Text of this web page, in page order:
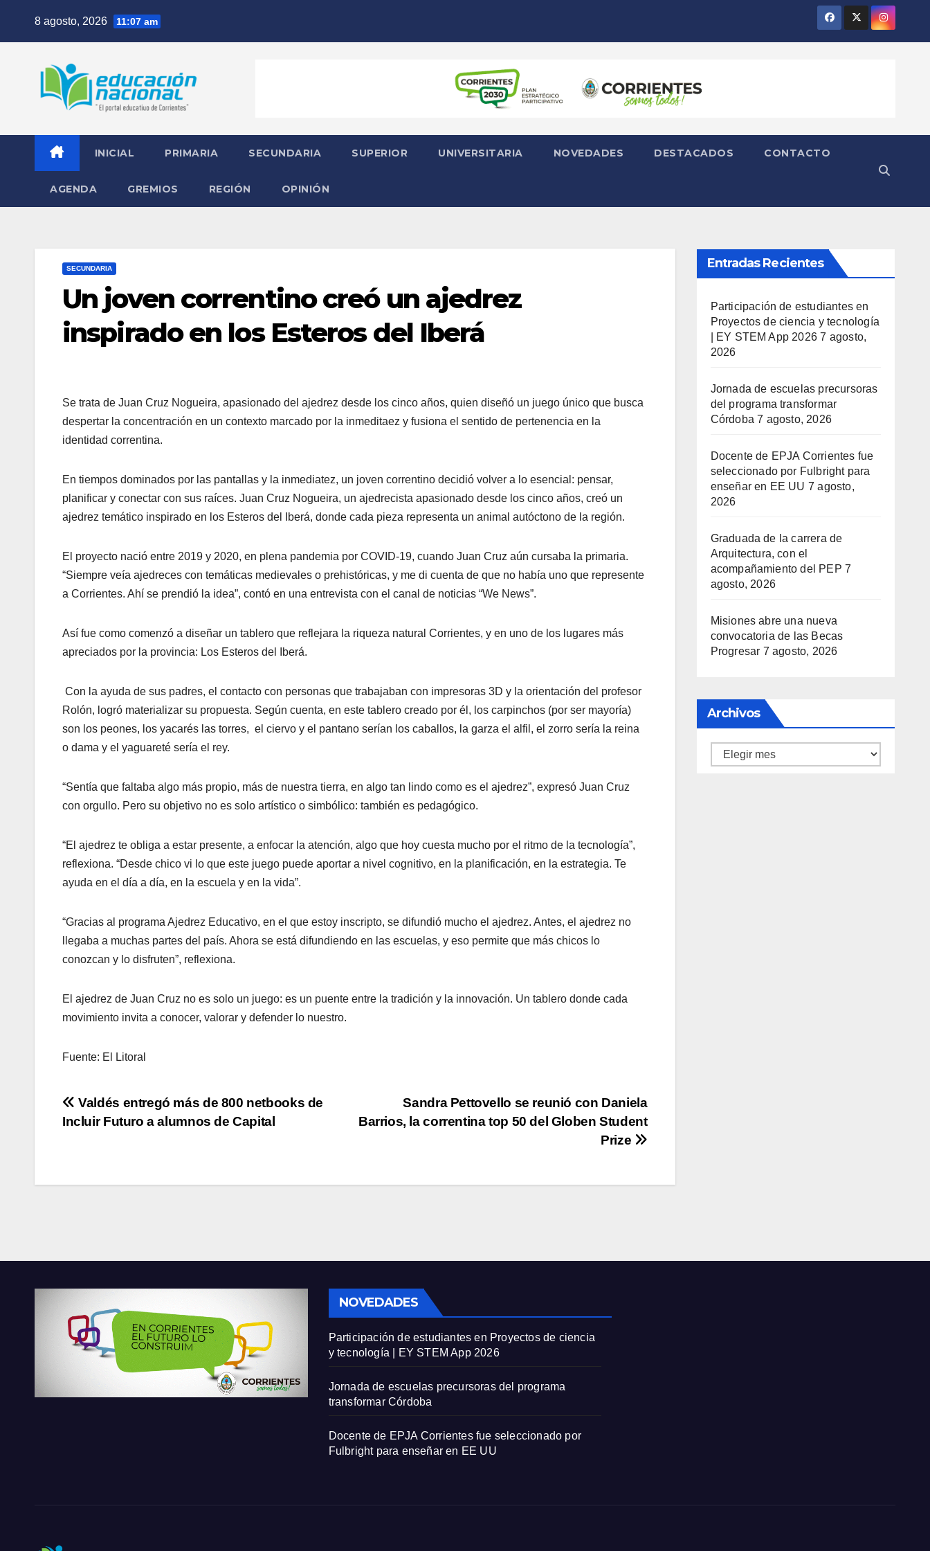
8 agosto, 2026 11:07 am
INICIAL PRIMARIA SECUNDARIA SUPERIOR UNIVERSITARIA NOVEDADES DESTACADOS CONTACTO
AGENDA GREMIOS REGIÓN OPINIÓN
SECUNDARIA
Un joven correntino creó un ajedrez
inspirado en los Esteros del Iberá
Se trata de Juan Cruz Nogueira, apasionado del ajedrez desde los cinco años, quien diseñó un juego único que busca
despertar la concentración en un contexto marcado por la inmeditaez y fusiona el sentido de pertenencia en la
identidad correntina.
En tiempos dominados por las pantallas y la inmediatez, un joven correntino decidió volver a lo esencial: pensar,
planificar y conectar con sus raíces. Juan Cruz Nogueira, un ajedrecista apasionado desde los cinco años, creó un
ajedrez temático inspirado en los Esteros del Iberá, donde cada pieza representa un animal autóctono de la región.
El proyecto nació entre 2019 y 2020, en plena pandemia por COVID-19, cuando Juan Cruz aún cursaba la primaria.
“Siempre veía ajedreces con temáticas medievales o prehistóricas, y me di cuenta de que no había uno que represente
a Corrientes. Ahí se prendió la idea”, contó en una entrevista con el canal de noticias “We News”.
Así fue como comenzó a diseñar un tablero que reflejara la riqueza natural Corrientes, y en uno de los lugares más
apreciados por la provincia: Los Esteros del Iberá.
Con la ayuda de sus padres, el contacto con personas que trabajaban con impresoras 3D y la orientación del profesor
Rolón, logró materializar su propuesta. Según cuenta, en este tablero creado por él, los carpinchos (por ser mayoría)
son los peones, los yacarés las torres, el ciervo y el pantano serían los caballos, la garza el alfil, el zorro sería la reina
o dama y el yaguareté sería el rey.
“Sentía que faltaba algo más propio, más de nuestra tierra, en algo tan lindo como es el ajedrez”, expresó Juan Cruz
con orgullo. Pero su objetivo no es solo artístico o simbólico: también es pedagógico.
“El ajedrez te obliga a estar presente, a enfocar la atención, algo que hoy cuesta mucho por el ritmo de la tecnología”,
reflexiona. “Desde chico vi lo que este juego puede aportar a nivel cognitivo, en la planificación, en la estrategia. Te
ayuda en el día a día, en la escuela y en la vida”.
“Gracias al programa Ajedrez Educativo, en el que estoy inscripto, se difundió mucho el ajedrez. Antes, el ajedrez no
llegaba a muchas partes del país. Ahora se está difundiendo en las escuelas, y eso permite que más chicos lo
conozcan y lo disfruten”, reflexiona.
El ajedrez de Juan Cruz no es solo un juego: es un puente entre la tradición y la innovación. Un tablero donde cada
movimiento invita a conocer, valorar y defender lo nuestro.
Fuente: El Litoral
Navegación
Sandra Pettovello se reunió con Daniela
Barrios, la correntina top 50 del Globen Student
Prize
Valdés entregó más de 800 netbooks de
Incluir Futuro a alumnos de Capital
Entradas Recientes
Participación de estudiantes en
Proyectos de ciencia y tecnología
| EY STEM App 2026 7 agosto,
2026
Jornada de escuelas precursoras
del programa transformar
Córdoba 7 agosto, 2026
Docente de EPJA Corrientes fue
seleccionado por Fulbright para
enseñar en EE UU 7 agosto,
2026
Graduada de la carrera de
Arquitectura, con el
acompañamiento del PEP 7
agosto, 2026
Misiones abre una nueva
convocatoria de las Becas
Progresar 7 agosto, 2026
Archivos
Archivos
NOVEDADES
Participación de estudiantes en Proyectos de ciencia
y tecnología | EY STEM App 2026
Jornada de escuelas precursoras del programa
transformar Córdoba
Docente de EPJA Corrientes fue seleccionado por
Fulbright para enseñar en EE UU